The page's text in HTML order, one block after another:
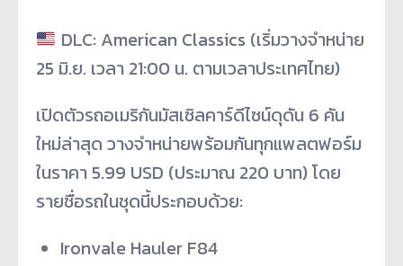
DLC: American Classics (เริ่มวางจำหน่าย
25 มิ.ย. เวลา 21:00 น. ตามเวลาประเทศไทย)
เปิดตัวรถอเมริกันมัสเซิลคาร์ดีไซน์ดุดัน 6 คัน
ใหม่ล่าสุด วางจำหน่ายพร้อมกันทุกแพลตฟอร์ม
ในราคา 5.99 USD (ประมาณ 220 บาท) โดย
รายชื่อรถในชุดนี้ประกอบด้วย:
Ironvale Hauler F84